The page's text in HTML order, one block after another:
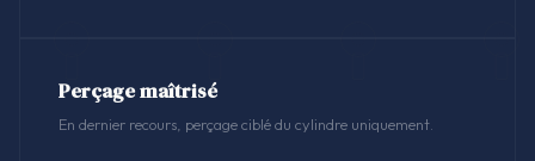
Perçage maîtrisé
En dernier recours, perçage ciblé du cylindre uniquement.